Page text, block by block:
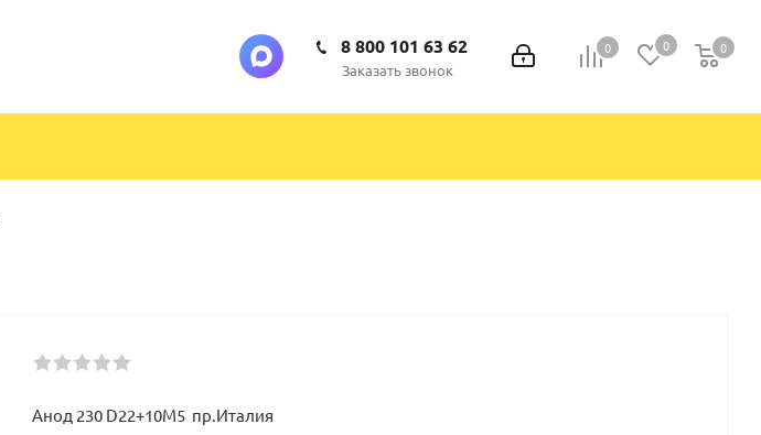
0 0 0
0
8 800 101 63 62
Заказать звонок
Анод 230 D22+10M5 пр.Италия